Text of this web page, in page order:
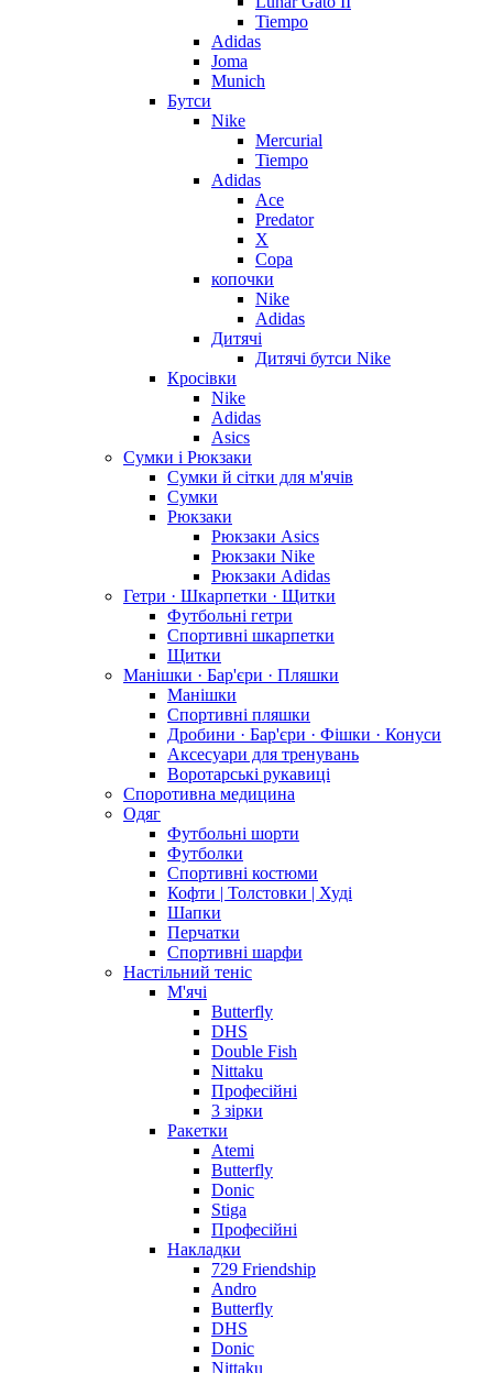
Tiempo
Adidas
Joma
Munich
Бутси
Nike
Mercurial
Tiempo
Adidas
Ace
Predator
X
Copa
копочки
Nike
Adidas
Дитячі
Дитячі бутси Nike
Кросівки
Nike
Adidas
Asics
Сумки і Рюкзаки
Сумки й сітки для м'ячів
Сумки
Рюкзаки
Рюкзаки Asics
Рюкзаки Nike
Рюкзаки Adidas
Гетри · Шкарпетки · Щитки
Футбольні гетри
Спортивні шкарпетки
Щитки
Манішки · Бар'єри · Пляшки
Манішки
Спортивні пляшки
Дробини · Бар'єри · Фішки · Конуси
Аксесуари для тренувань
Воротарські рукавиці
Споротивна медицина
Одяг
Футбольні шорти
Футболки
Спортивні костюми
Кофти | Толстовки | Худі
Шапки
Перчатки
Спортивні шарфи
Настільний теніс
М'ячі
Butterfly
DHS
Double Fish
Nittaku
Професійні
3 зірки
Ракетки
Atemi
Butterfly
Donic
Stiga
Професійні
Накладки
729 Friendship
Andro
Butterfly
DHS
Donic
Nittaku